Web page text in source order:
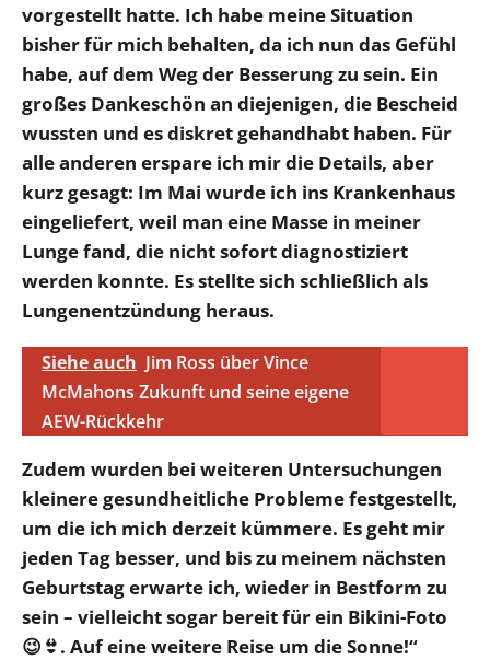
vorgestellt hatte. Ich habe meine Situation
bisher für mich behalten, da ich nun das Gefühl
habe, auf dem Weg der Besserung zu sein. Ein
großes Dankeschön an diejenigen, die Bescheid
wussten und es diskret gehandhabt haben. Für
alle anderen erspare ich mir die Details, aber
kurz gesagt: Im Mai wurde ich ins Krankenhaus
eingeliefert, weil man eine Masse in meiner
Lunge fand, die nicht sofort diagnostiziert
werden konnte. Es stellte sich schließlich als
Lungenentzündung heraus.
Siehe auch Jim Ross über Vince
McMahons Zukunft und seine eigene
AEW-Rückkehr
Zudem wurden bei weiteren Untersuchungen
kleinere gesundheitliche Probleme festgestellt,
um die ich mich derzeit kümmere. Es geht mir
jeden Tag besser, und bis zu meinem nächsten
Geburtstag erwarte ich, wieder in Bestform zu
sein – vielleicht sogar bereit für ein Bikini-Foto
😉👙. Auf eine weitere Reise um die Sonne!“